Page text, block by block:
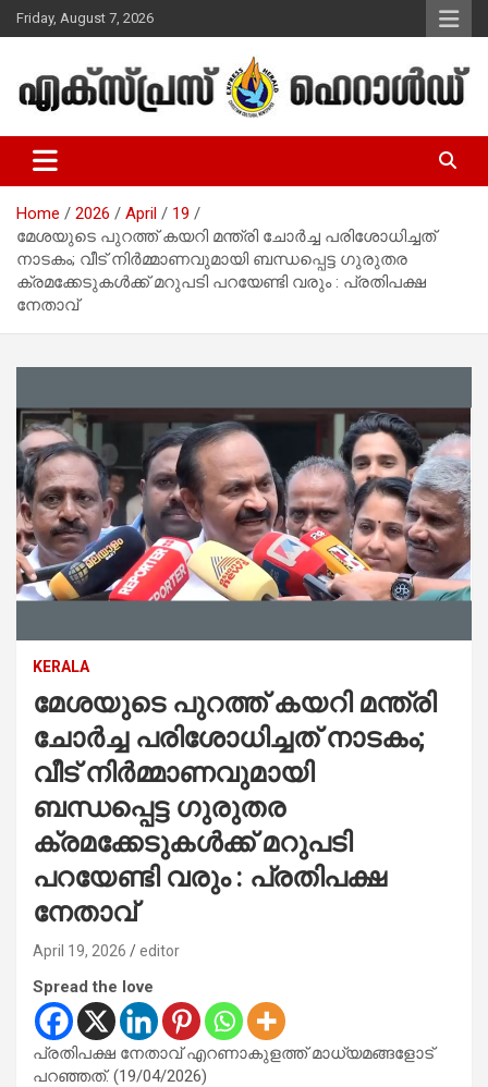
Skip
to
Friday, August 7, 2026
Express Herald – Malayalam
Christian News
Home 2026 April
19
മേശയുടെ പുറത്ത് കയറി മന്ത്രി ചോര്‍ച്ച പരിശോധിച്ചത്
നാടകം; വീട് നിര്‍മ്മാണവുമായി ബന്ധപ്പെട്ട ഗുരുതര
ക്രമക്കേടുകള്‍ക്ക് മറുപടി പറയേണ്ടി വരും : പ്രതിപക്ഷ
നേതാവ്
KERALA
മേശയുടെ പുറത്ത് കയറി മന്ത്രി
ചോര്‍ച്ച പരിശോധിച്ചത് നാടകം;
വീട് നിര്‍മ്മാണവുമായി
ബന്ധപ്പെട്ട ഗുരുതര
ക്രമക്കേടുകള്‍ക്ക് മറുപടി
പറയേണ്ടി വരും : പ്രതിപക്ഷ
നേതാവ്
April 19, 2026 editor
Spread the love
പ്രതിപക്ഷ നേതാവ് എറണാകുളത്ത് മാധ്യമങ്ങളോട്
പറഞ്ഞത്. (19/04/2026)